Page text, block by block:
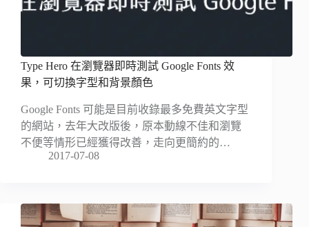
Type Hero 在瀏覽器即時測試 Google Fonts 效
果，可切換字型和背景顏色
Google Fonts 可能是目前收錄最多免費英文字型
的網站，去年大改版後，原本動線不佳和瀏覽
不便等情形已經獲得改善，走向更簡約的…
2017-07-08